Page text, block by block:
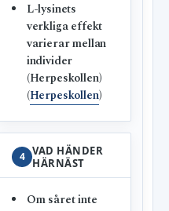
L-lysinets
verkliga effekt
varierar mellan
individer
(Herpeskollen)
(Herpeskollen)
4 VAD HÄNDER
HÄRNÄST
Om såret inte